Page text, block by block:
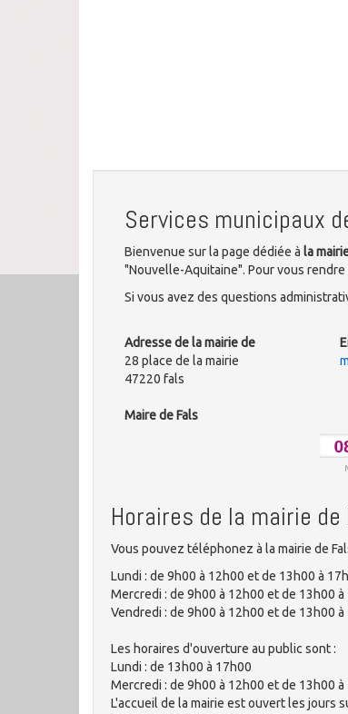
Services municipaux
Bienvenue sur la page dédiée à la
"Nouvelle-Aquitaine". Pour vous
Si vous avez des questions
Adresse de la mairie de
28 place de la mairie
47220 fals
Maire de Fals
Horaires de la mairie de
Vous pouvez téléphonez à la mairie de
Lundi : de 9h00 à 12h00 et de 13h00 à
Mercredi : de 9h00 à 12h00 et de 13h00 à
Vendredi : de 9h00 à 12h00 et de 13h00 à
Les horaires d'ouverture au public sont :
Lundi : de 13h00 à 17h00
Mercredi : de 9h00 à 12h00 et de 13h00 à
L'accueil de la mairie est ouvert les jours